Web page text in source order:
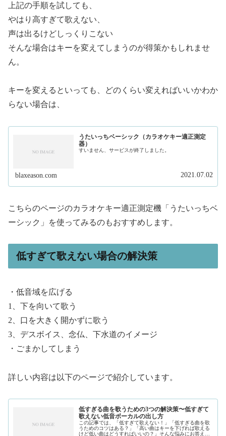
上記の手順を試しても、
やはり高すぎて歌えない、
声は出るけどしっくりこない
そんな場合はキーを変えてしまうのが得策かもしれませ
ん。
キーを変えるといっても、どのくらい変えればいいかわか
らない場合は、
うたいっちベーシック（カラオケキー適正測定
器）
すいません、サービスが終了しました。
blaxeason.com 2021.07.02
こちらのページのカラオケキー適正測定機「うたいっちベ
ーシック」を使ってみるのもおすすめします。
低すぎて歌えない場合の解決策
・低音域を広げる
1、下を向いて歌う
2、口を大きく開かずに歌う
3、デスボイス、念仏、下水道のイメージ
・ごまかしてしまう
詳しい内容は以下のページで紹介しています。
低すぎる曲を歌うための3つの解決策〜低すぎて
歌えない低音ボーカルの出し方
この記事では、「低すぎて歌えない！」「低すぎる曲を歌
うためのコツはある？」「高い曲はキーを下げれば歌える
けど低い曲はどうすればいいの？」そんな悩みにお答えし